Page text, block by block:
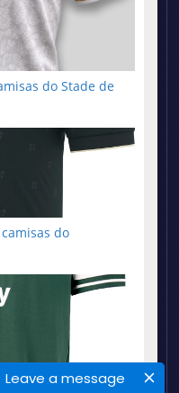
Leave a message
do Stade de
do
do